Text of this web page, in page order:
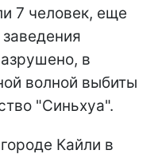
7 человек, еще
в
волной выбиты
"Синьхуа".
Кайли в